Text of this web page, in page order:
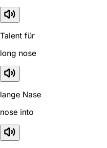
Talent für
long nose
lange Nase
nose into